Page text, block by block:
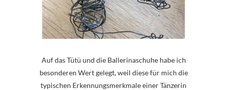
Auf das Tütü und die Ballerinaschuhe habe ich
besonderen Wert gelegt, weil diese für mich die
typischen Erkennungsmerkmale einer Tänzerin